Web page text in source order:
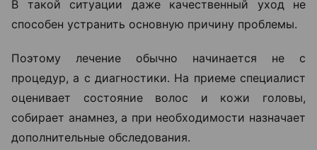
В такой ситуации даже качественный уход не
способен устранить основную причину проблемы.
Поэтому лечение обычно начинается не с
процедур, а с диагностики. На приеме специалист
оценивает состояние волос и кожи головы,
собирает анамнез, а при необходимости назначает
дополнительные обследования.